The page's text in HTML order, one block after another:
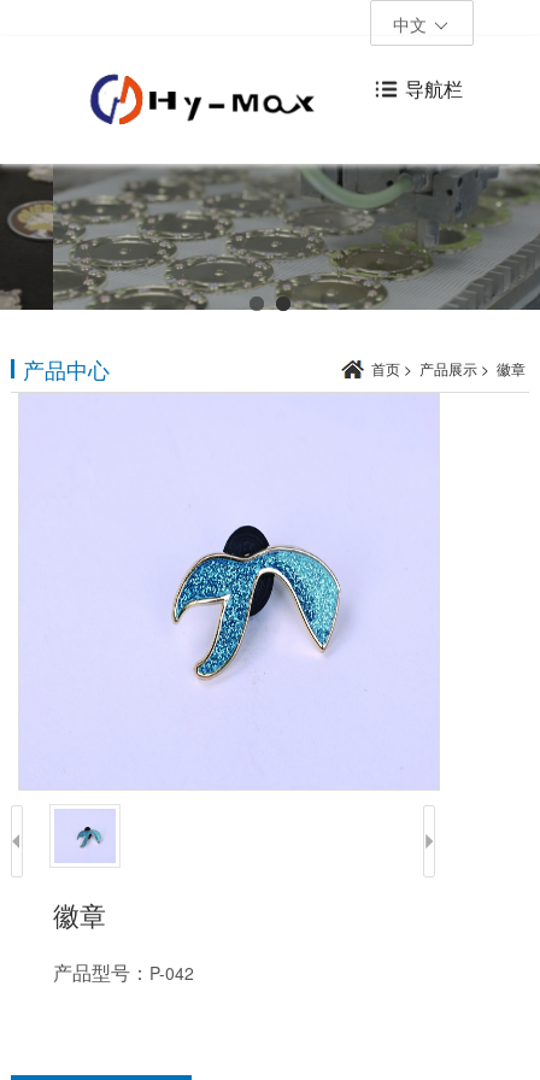
中文
导航栏
产品中心 首页 > 产品展示 > 徽章
徽章
产品型号： P-042